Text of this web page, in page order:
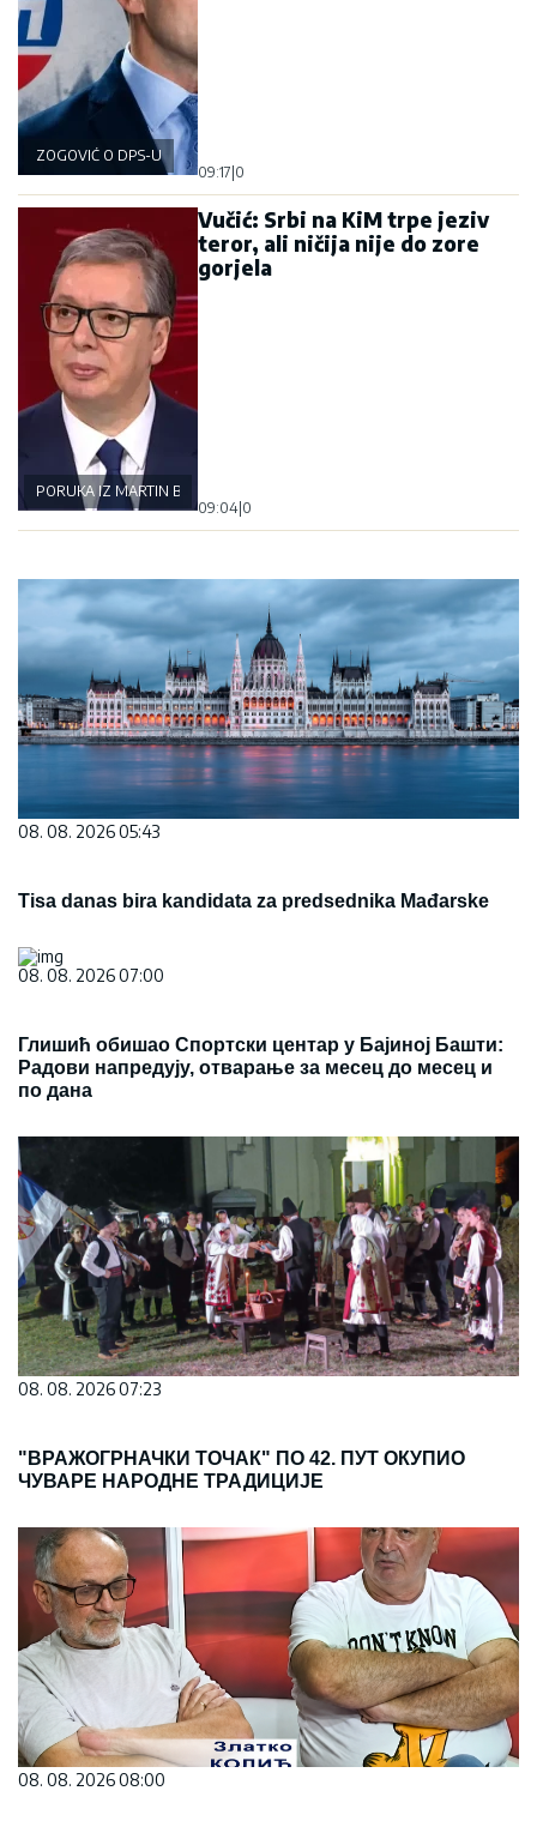
ZOGOVIĆ O DPS-U
09:17|0
PORUKA IZ MARTIN BRODA
Vučić: Srbi na KiM trpe jeziv
teror, ali ničija nije do zore
gorjela
09:04|0
08. 08. 2026 05:43
Tisa danas bira kandidata za predsednika Mađarske
08. 08. 2026 07:00
Глишић обишао Спортски центар у Бајиној Башти:
Радови напредују, отварање за месец до месец и
по дана
08. 08. 2026 07:23
"ВРАЖОГРНАЧКИ ТОЧАК" ПО 42. ПУТ ОКУПИО
ЧУВАРЕ НАРОДНЕ ТРАДИЦИЈЕ
08. 08. 2026 08:00